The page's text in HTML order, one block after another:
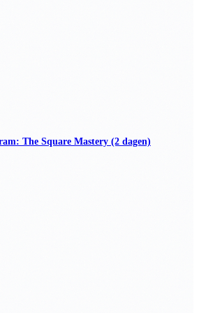
The Square Mastery (2 dagen)